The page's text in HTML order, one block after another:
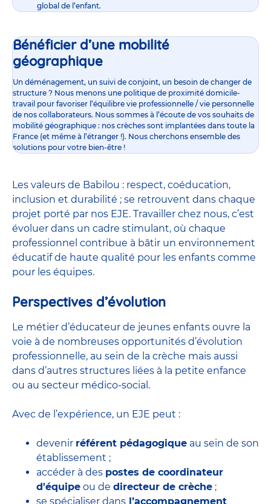
global de l’enfant.
Bénéficier d’une mobilité
géographique
Un déménagement, un suivi de conjoint, un besoin de changer de
structure ? Nous menons une politique de proximité domicile-
travail pour favoriser l’équilibre vie professionnelle / vie personnelle
de nos collaborateurs. Nous sommes à l’écoute de vos souhaits de
mobilité géographique : nos crèches sont implantées dans toute la
France (et même à l’étranger !). Nous cherchons ensemble des
solutions pour votre bien-être !
Les valeurs de Babilou : respect, coéducation,
inclusion et durabilité ; se retrouvent dans chaque
projet porté par nos EJE. Travailler chez nous, c’est
évoluer dans un cadre stimulant, où chaque
professionnel contribue à bâtir un environnement
éducatif de haute qualité pour les enfants comme
pour les équipes.
Perspectives d’évolution
Le métier d’éducateur de jeunes enfants ouvre la
voie à de nombreuses opportunités d’évolution
professionnelle, au sein de la crèche mais aussi
dans d’autres structures liées à la petite enfance
ou au secteur médico-social.
Avec de l’expérience, un EJE peut :
devenir référent pédagogique au sein de son
établissement ;
accéder à des postes de coordinateur
d'équipe ou de directeur de crèche ;
se spécialiser dans l’accompagnement